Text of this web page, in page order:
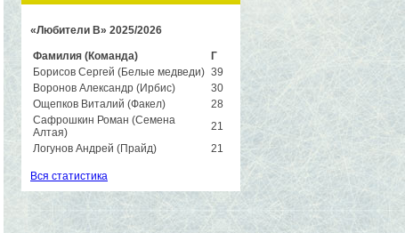
«Любители B» 2025/2026
Фамилия (Команда)
Г
Борисов Сергей (Белые медведи) 39
Воронов Александр (Ирбис)
30
Ощепков Виталий (Факел)
28
Сафрошкин Роман (Семена
Алтая)
21
Логунов Андрей (Прайд)
21
Вся статистика